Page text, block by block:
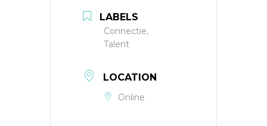
LABELS
Connectie,
Talent
LOCATION
Online